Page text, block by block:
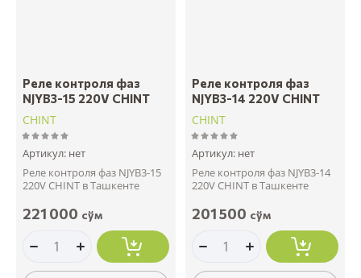
Реле контроля фаз
NJYB3-15 220V CHINT
CHINT
Артикул: нет
Реле контроля фаз NJYB3-15
220V CHINT в Ташкенте
221 000 сўм
Реле контроля фаз
NJYB3-14 220V CHINT
CHINT
Артикул: нет
Реле контроля фаз NJYB3-14
220V CHINT в Ташкенте
201 500 сўм